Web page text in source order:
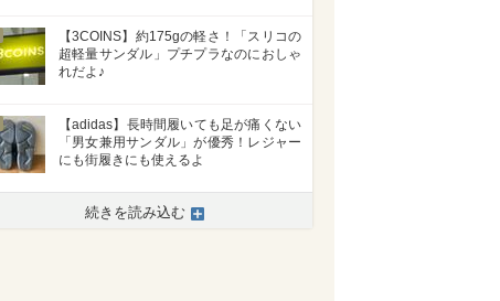
【3COINS】約175gの軽さ！「スリコの
超軽量サンダル」プチプラなのにおしゃ
れだよ♪
【adidas】長時間履いても足が痛くない
「男女兼用サンダル」が優秀！レジャー
にも街履きにも使えるよ
続きを読み込む